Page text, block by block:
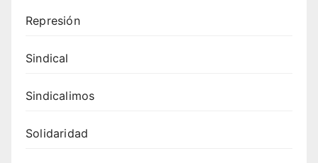
Represión
Sindical
Sindicalimos
Solidaridad